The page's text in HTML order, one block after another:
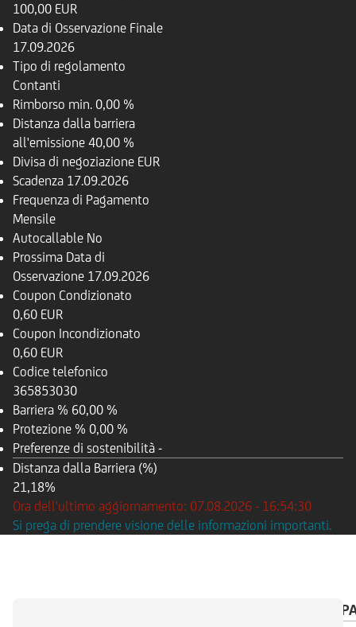
100,00 EUR
Data di Osservazione Finale
17.09.2026
Tipo di regolamento
Contanti
Rimborso min. 0,00 %
Distanza dalla barriera
all'emissione 40,00 %
Divisa di negoziazione EUR
Scadenza 17.09.2026
Frequenza di Pagamento
Mensile
Autocallable No
Prossima Data di
Osservazione 17.09.2026
Coupon Condizionato
0,60 EUR
Coupon Incondizionato
0,60 EUR
Codice telefonico
365853030
Barriera % 60,00 %
Protezione % 0,00 %
Preferenze di sostenibilità -
Distanza dalla Barriera (%)
21,18%
Ora dell'ultimo aggiornamento: 07.08.2026 - 16:54:30
Si prega di prendere visione delle informazioni importanti.
CALENDARIO